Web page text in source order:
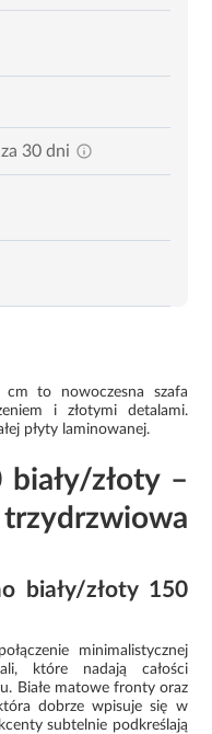
30 dni
cm to nowoczesna szafa
i złotymi detalami.
płyty laminowanej.
złoty –
biały/złoty 150
minimalistycznej
które nadają całości
Białe matowe fronty oraz
dobrze wpisuje się w
subtelnie podkreślają